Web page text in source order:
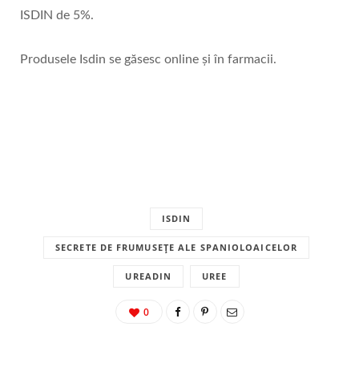
ISDIN de 5%.
Produsele Isdin se găsesc online și în farmacii.
ISDIN
SECRETE DE FRUMUSEȚE ALE SPANIOLOAICELOR
UREADIN UREE
0